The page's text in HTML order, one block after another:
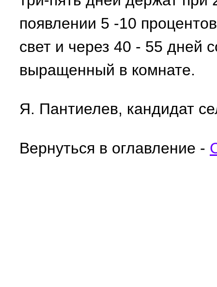
появлении 5 -10
свет и через 40 - 55 дней
выращенный в комнате.
Я. Пантиелев, кандидат
Вернуться в оглавление -